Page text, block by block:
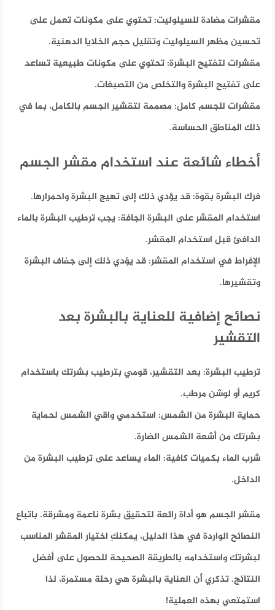
مقشرات مضادة للسيلوليت: تحتوي على مكونات تعمل على
تحسين مظهر السيلوليت وتقليل حجم الخلايا الدهنية.
مقشرات لتفتيح البشرة: تحتوي على مكونات طبيعية تساعد
على تفتيح البشرة والتخلص من التصبغات.
مقشرات للجسم كامل: مصممة لتقشير الجسم بالكامل، بما في
ذلك المناطق الحساسة.
أخطاء شائعة عند استخدام مقشر الجسم
فرك البشرة بقوة: قد يؤدي ذلك إلى تهيج البشرة واحمرارها.
استخدام المقشر على البشرة الجافة: يجب ترطيب البشرة بالماء
الدافئ قبل استخدام المقشر.
الإفراط في استخدام المقشر: قد يؤدي ذلك إلى جفاف البشرة
وتقشيرها.
نصائح إضافية للعناية بالبشرة بعد
التقشير
ترطيب البشرة: بعد التقشير، قومي بترطيب بشرتك باستخدام
كريم أو لوشن مرطب.
حماية البشرة من الشمس: استخدمي واقي الشمس لحماية
بشرتك من أشعة الشمس الضارة.
شرب الماء بكميات كافية: الماء يساعد على ترطيب البشرة من
الداخل.
مقشر الجسم هو أداة رائعة لتحقيق بشرة ناعمة ومشرقة. باتباع
النصائح الواردة في هذا الدليل، يمكنكِ اختيار المقشر المناسب
لبشرتك واستخدامه بالطريقة الصحيحة للحصول على أفضل
النتائج. تذكري أن العناية بالبشرة هي رحلة مستمرة، لذا
استمتعي بهذه العملية!